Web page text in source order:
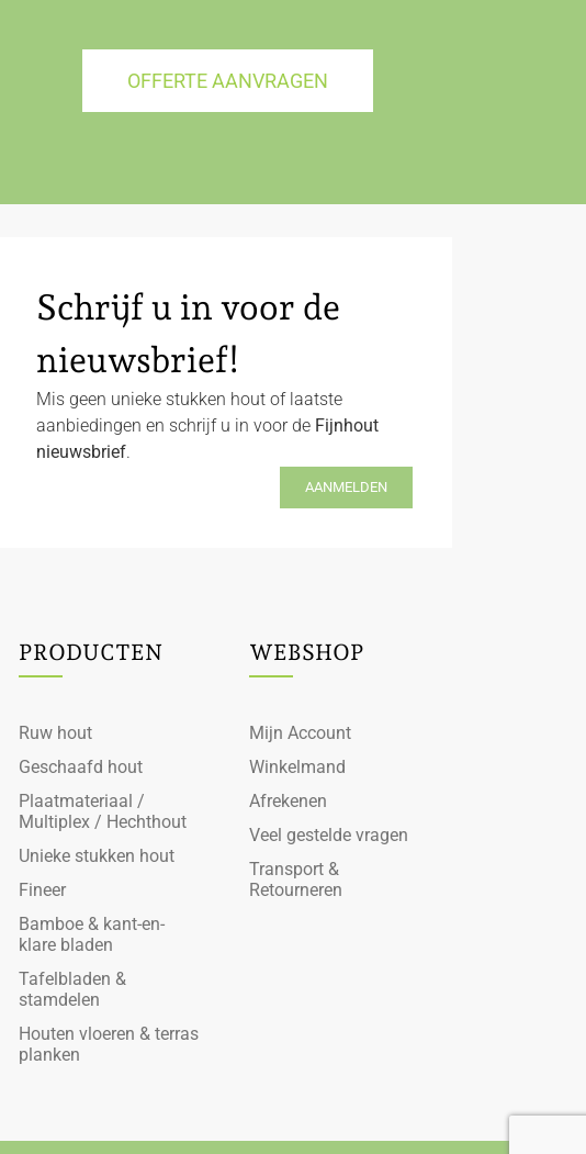
OFFERTE AANVRAGEN
Schrijf u in voor de
nieuwsbrief!
Mis geen unieke stukken hout of laatste
aanbiedingen en schrijf u in voor de Fijnhout
nieuwsbrief.
AANMELDEN
PRODUCTEN
Ruw hout
Geschaafd hout
Plaatmateriaal /
Multiplex / Hechthout
Unieke stukken hout
Fineer
Bamboe & kant-en-
klare bladen
Tafelbladen &
stamdelen
Houten vloeren & terras
planken
WEBSHOP
Mijn Account
Winkelmand
Afrekenen
Veel gestelde vragen
Transport &
Retourneren